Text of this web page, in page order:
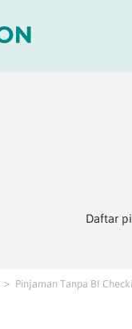
Daftar
Pinjaman Tanpa BI